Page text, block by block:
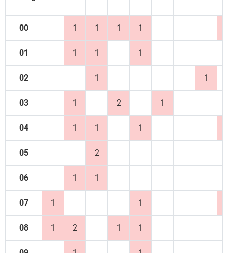
00 1 1 1 1
01 1 1 1
02 1 1
03 1 2 1
04 1 1 1
05 2
06 1 1
07 1 1
08 1 2 1 1